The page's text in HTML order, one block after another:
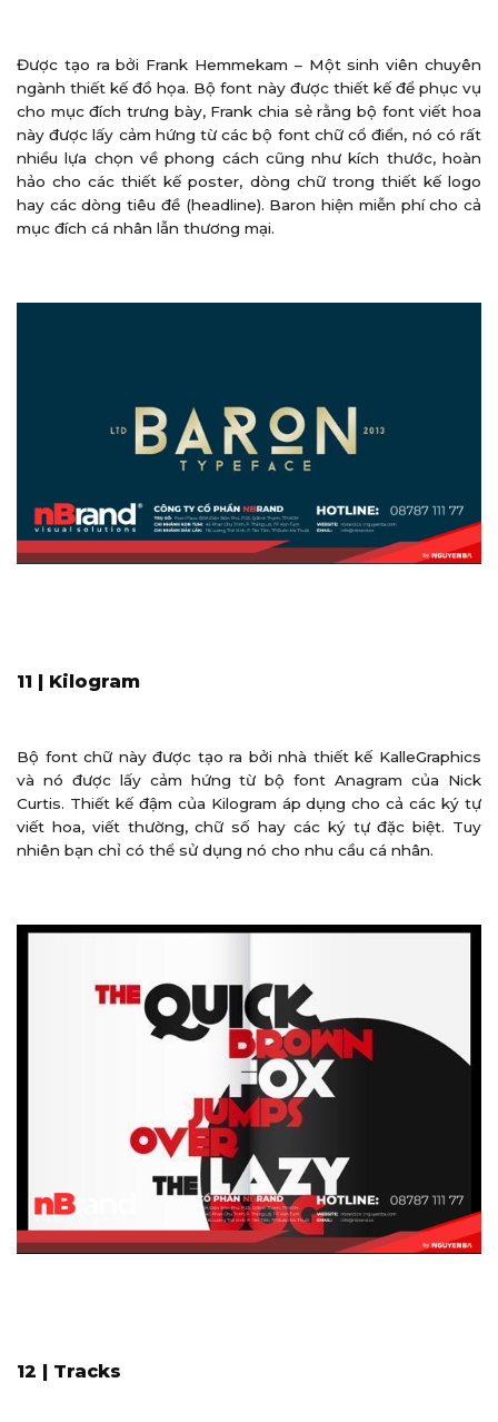
Được tạo ra bởi Frank Hemmekam – Một sinh viên chuyên
ngành thiết kế đồ họa. Bộ font này được thiết kế để phục vụ
cho mục đích trưng bày, Frank chia sẻ rằng bộ font viết hoa
này được lấy cảm hứng từ các bộ font chữ cổ điển, nó có rất
nhiều lựa chọn về phong cách cũng như kích thước, hoàn
hảo cho các thiết kế poster, dòng chữ trong thiết kế logo
hay các dòng tiêu đề (headline). Baron hiện miễn phí cho cả
mục đích cá nhân lẫn thương mại.
11 | Kilogram
Bộ font chữ này được tạo ra bởi nhà thiết kế KalleGraphics
và nó được lấy cảm hứng từ bộ font Anagram của Nick
Curtis. Thiết kế đậm của Kilogram áp dụng cho cả các ký tự
viết hoa, viết thường, chữ số hay các ký tự đặc biệt. Tuy
nhiên bạn chỉ có thể sử dụng nó cho nhu cầu cá nhân.
12 | Tracks